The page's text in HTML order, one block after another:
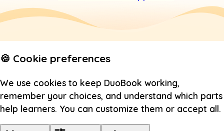
🍪 Cookie preferences
We use cookies to keep DuoBook working,
remember your choices, and understand which parts
help learners. You can customize them or accept all.